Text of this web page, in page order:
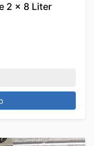
2 x 8 Liter